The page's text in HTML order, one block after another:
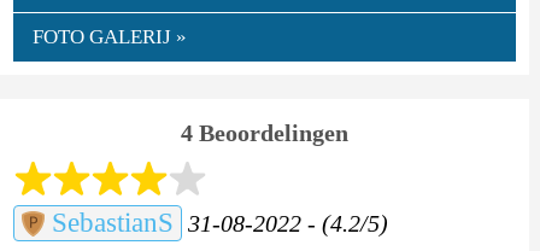
FOTO GALERIJ »
4 Beoordelingen
SebastianS 31-08-2022 - (4.2/5)